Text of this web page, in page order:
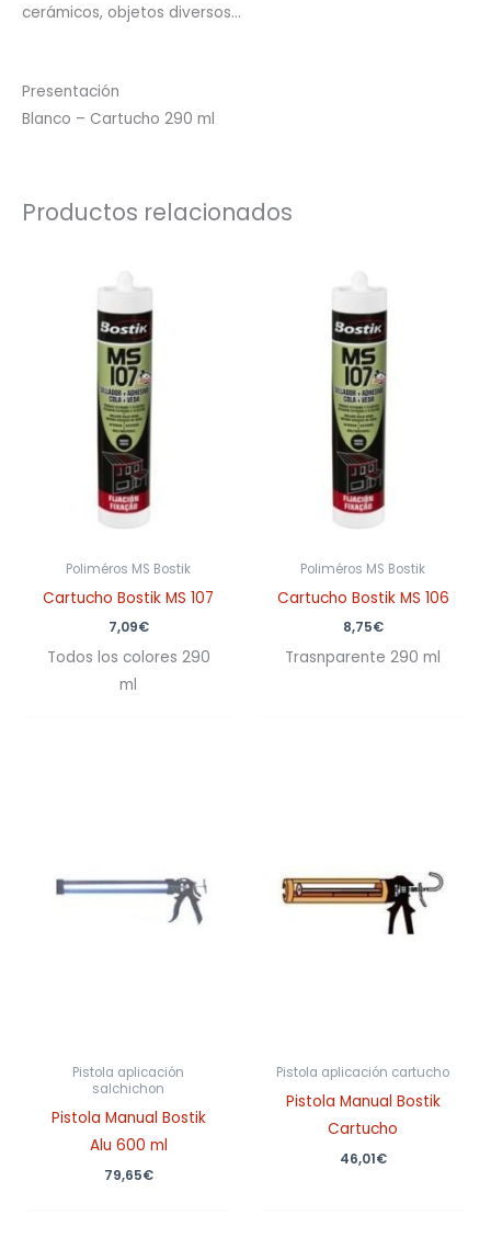
cerámicos, objetos diversos…
Presentación
Blanco – Cartucho 290 ml
Productos relacionados
Poliméros MS Bostik
Cartucho Bostik MS 107
7,09€
Todos los colores 290
ml
Poliméros MS Bostik
Cartucho Bostik MS 106
8,75€
Trasnparente 290 ml
Pistola aplicación
salchichon
Pistola Manual Bostik
Alu 600 ml
79,65€
Pistola aplicación cartucho
Pistola Manual Bostik
Cartucho
46,01€